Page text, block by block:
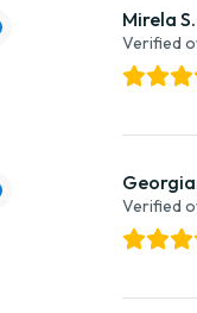
Mirela S.
Verified
Verified